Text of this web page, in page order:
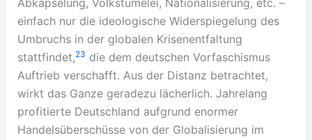
Abkapselung, Volkstümelei, Nationalisierung, etc. –
einfach nur die ideologische Widerspiegelung des
Umbruchs in der globalen Krisenentfaltung
stattfindet,23 die dem deutschen Vorfaschismus
Auftrieb verschafft. Aus der Distanz betrachtet,
wirkt das Ganze geradezu lächerlich. Jahrelang
profitierte Deutschland aufgrund enormer
Handelsüberschüsse von der Globalisierung im